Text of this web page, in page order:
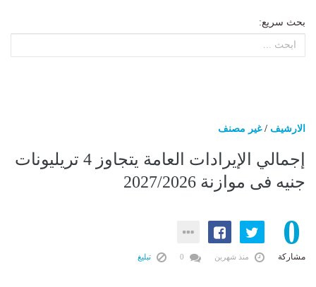
بحث سريع:
الارشيف /غير مصنف
إجمالي الإيرادات العامة يتجاوز 4 تريليونات
جنيه فى موازنة 2027/2026
0
مشاركة منذ شهرين تبليغ